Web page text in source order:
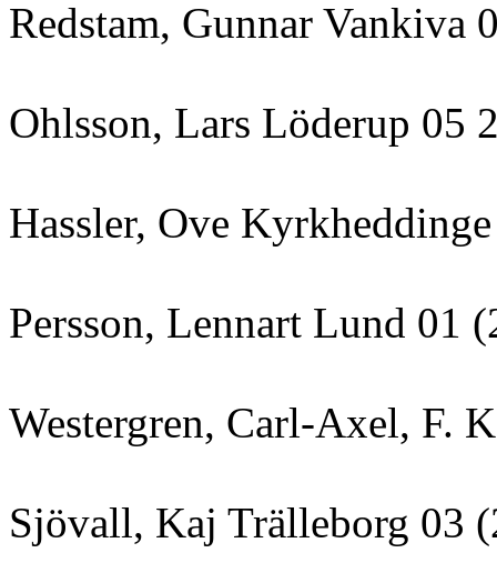
Redstam, Gunnar Vankiva
Ohlsson, Lars Löderup 05
Hassler, Ove
Persson, Lennart Lund 01
Westergren, Carl-Axel, F.
Sjövall, Kaj Trälleborg 03